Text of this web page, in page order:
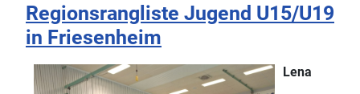
Regionsrangliste Jugend U15/U19
in Friesenheim
Lena